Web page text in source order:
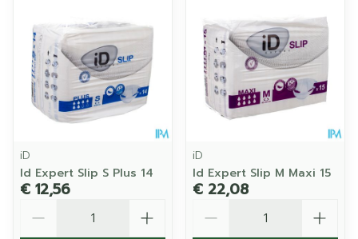
iD
Id Expert Slip S Plus 14
€ 12,56
iD
Id Expert Slip M Maxi 15
€ 22,08